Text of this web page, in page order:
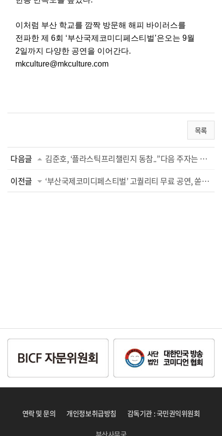
이처럼 부산 학교를 깜짝 방문해 해피 바이러스를
전파한 제 6회 ‘부산국제코미디페스티벌’은오는 9월
2일까지 다양한 공연을 이어간다.
mkculture@mkculture.com
목록
다음글
김준호, ‘플라스틱프리챌린지 동참..”다음 주자는 박나래·김지민”(2019.02.14)
이전글
‘부산국제코미디페스티벌’ 고퀄리티 무료 공연, 쏟아지는 웃음 퍼레이드(2018.08.2...
연락 및 문의 개인정보취급방침 감독기관 : 국민권익위원회